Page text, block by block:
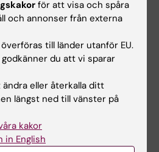
Katz
för att visa och spåra
och annonser från externa
till länder utanför EU.
du att vi sparar
ändra eller återkalla ditt
längst ned till vänster på
kakor
in English